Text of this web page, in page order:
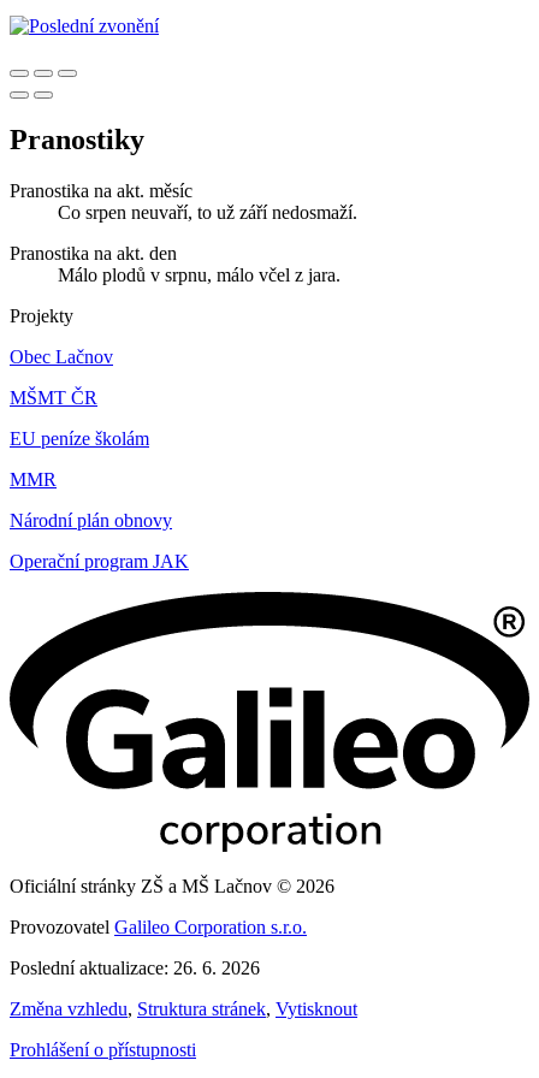
Pranostiky
Pranostika na akt. měsíc
Co srpen neuvaří, to už září nedosmaží.
Pranostika na akt. den
Málo plodů v srpnu, málo včel z jara.
Projekty
Obec Lačnov
MŠMT ČR
EU peníze školám
MMR
Národní plán obnovy
Operační program JAK
Oficiální stránky ZŠ a MŠ Lačnov © 2026
Provozovatel Galileo Corporation s.r.o.
Poslední aktualizace: 26. 6. 2026
Změna vzhledu, Struktura stránek, Vytisknout
Prohlášení o přístupnosti